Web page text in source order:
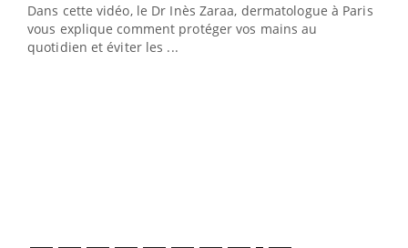
Dans cette vidéo, le Dr Inès Zaraa, dermatologue à Paris,
vous explique comment protéger vos mains au
quotidien et éviter les ...